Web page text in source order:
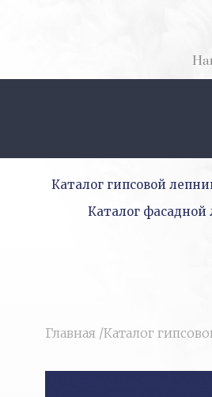
Каталог гипсовой
Каталог
Главная /Каталог